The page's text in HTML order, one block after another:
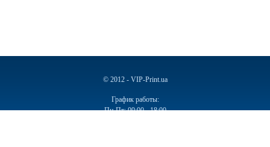
© 2012 - VIP-Print.ua
График работы:
Пн-Пт: 09:00 - 18:00